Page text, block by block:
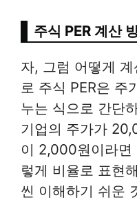
주식 PER 계산
자, 그럼 어떻게
로 주식 PER은 주
누는 식으로 간단
기업의 주가가
이 2,000원이라면
렇게 비율로 표현
씬 이해하기 쉬운